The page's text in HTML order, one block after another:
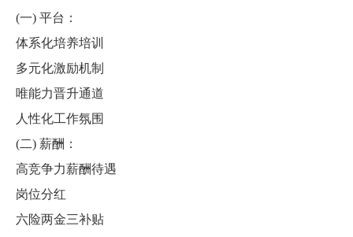
(一) 平台：
体系化培养培训
多元化激励机制
唯能力晋升通道
人性化工作氛围
(二) 薪酬：
高竞争力薪酬待遇
岗位分红
六险两金三补贴